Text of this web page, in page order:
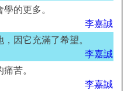
的更多。
李嘉誠
因它充滿了希望。
李嘉誠
苦。
李嘉誠